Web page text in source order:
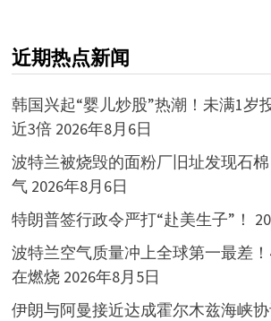
近期热点新闻
韩国兴起“婴儿炒股”热潮！未满1岁
近3倍 2026年8月6日
波特兰被烧毁的面粉厂旧址发现石
气 2026年8月6日
特朗普签行政令严打“赴美生子”！
波特兰空气质量冲上全球第一最差
在燃烧 2026年8月5日
伊朗与阿曼接近达成霍尔木兹海峡